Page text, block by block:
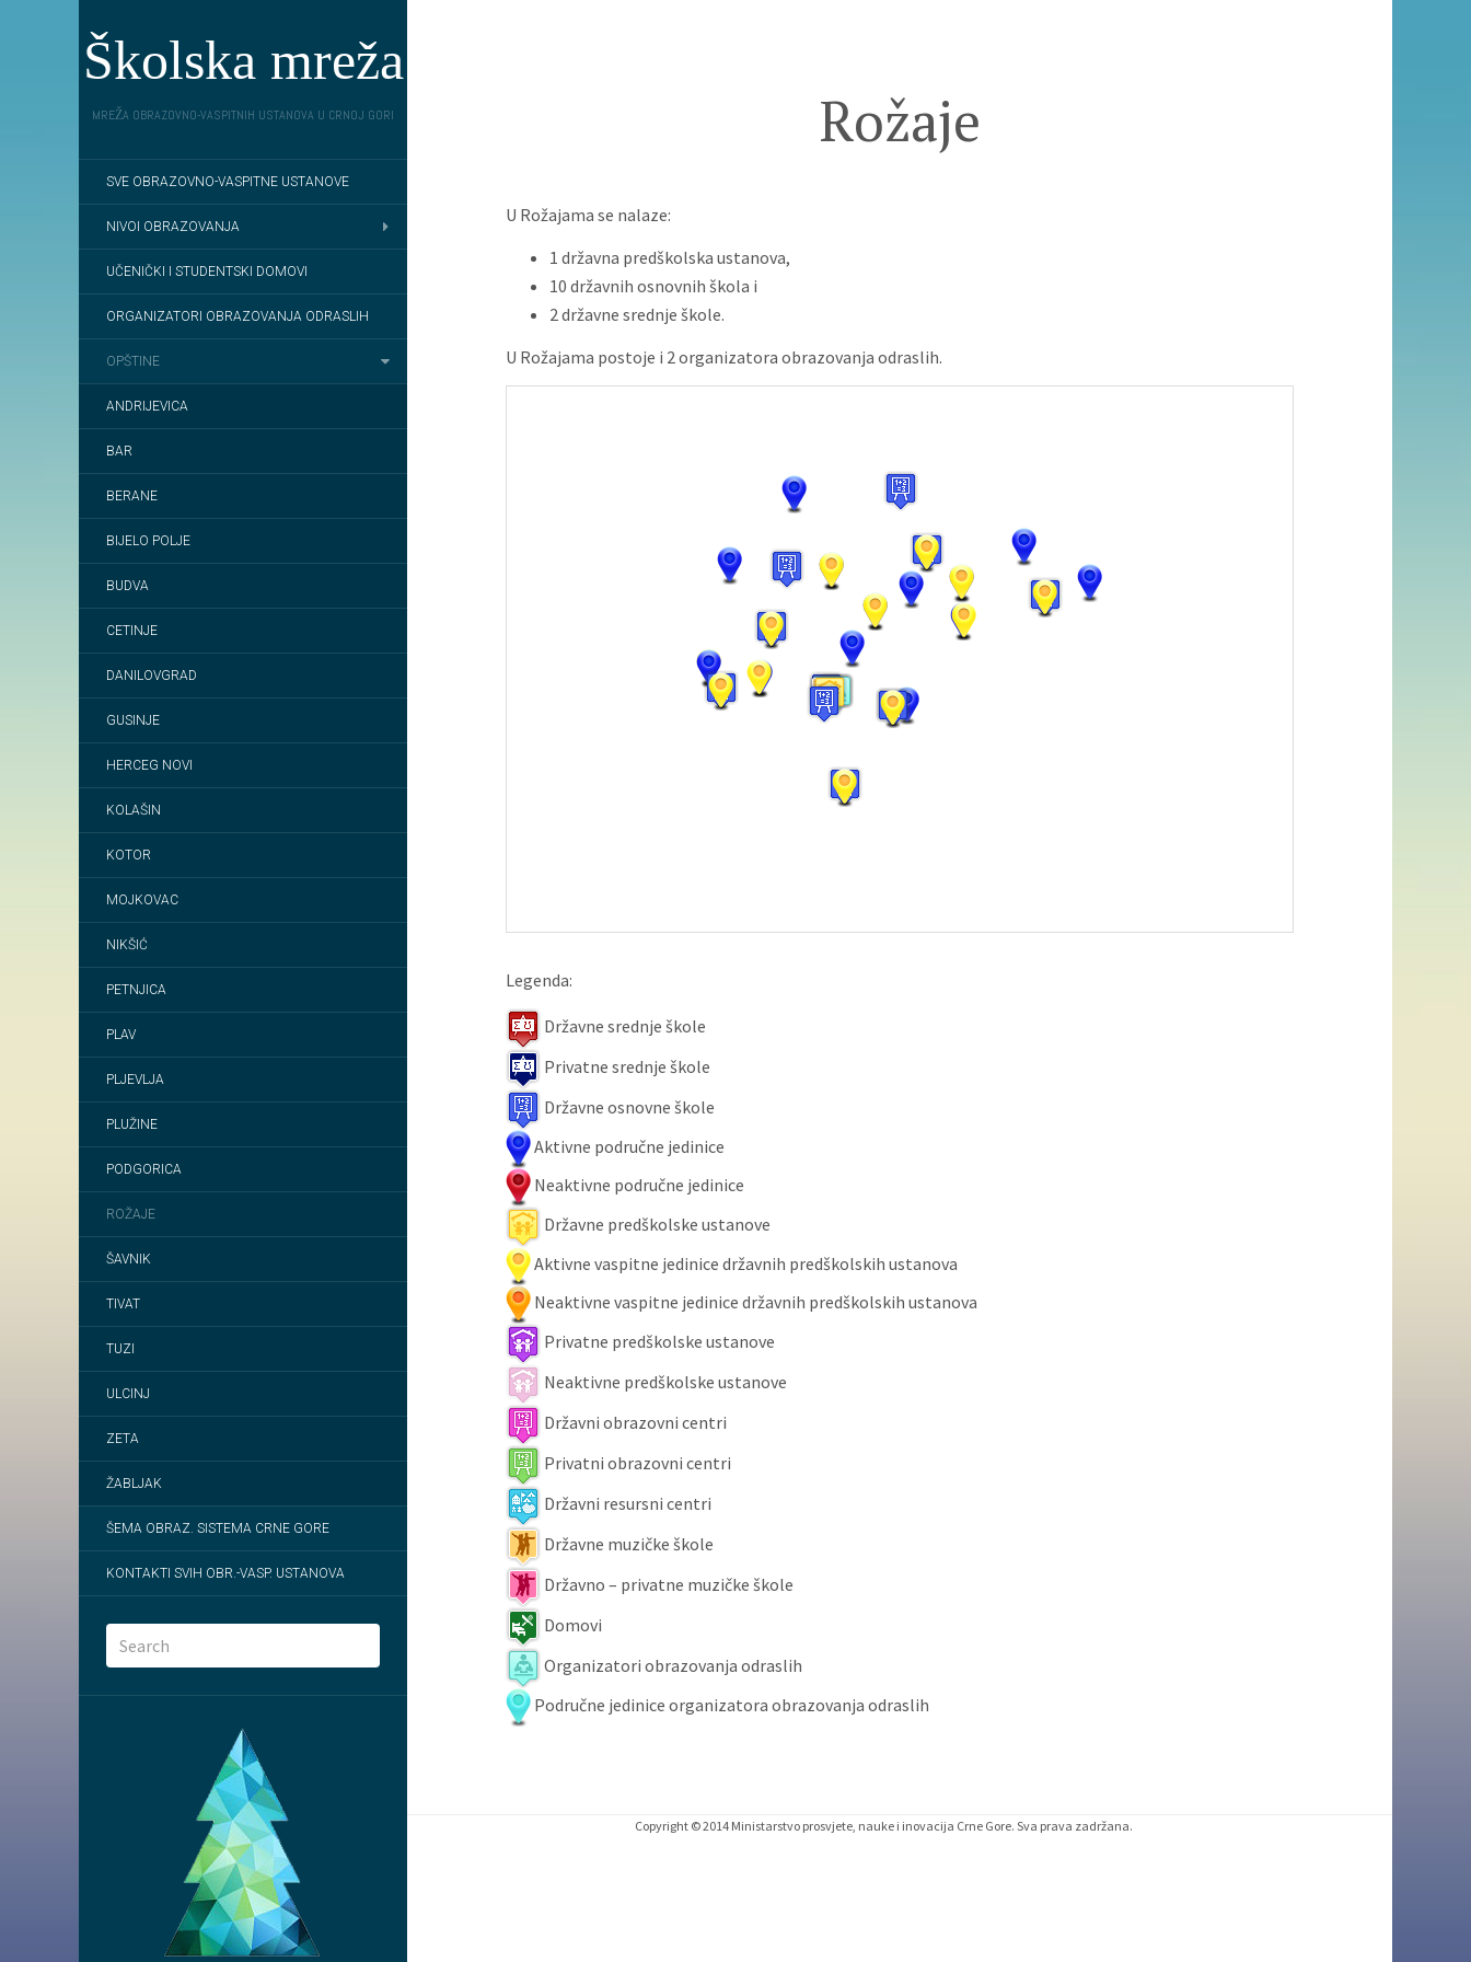
Školska mreža
MREŽA OBRAZOVNO-VASPITNIH USTANOVA U CRNOJ GORI
SVE OBRAZOVNO-VASPITNE USTANOVE
NIVOI OBRAZOVANJA
UČENIČKI I STUDENTSKI DOMOVI
ORGANIZATORI OBRAZOVANJA ODRASLIH
OPŠTINE
ANDRIJEVICA
BAR
BERANE
BIJELO POLJE
BUDVA
CETINJE
DANILOVGRAD
GUSINJE
HERCEG NOVI
KOLAŠIN
KOTOR
MOJKOVAC
NIKŠIĆ
PETNJICA
PLAV
PLJEVLJA
PLUŽINE
PODGORICA
ROŽAJE
ŠAVNIK
TIVAT
TUZI
ULCINJ
ZETA
ŽABLJAK
ŠEMA OBRAZ. SISTEMA CRNE GORE
KONTAKTI SVIH OBR.-VASP. USTANOVA
Rožaje
U Rožajama se nalaze:
1 državna predškolska ustanova,
10 državnih osnovnih škola i
2 državne srednje škole.
U Rožajama postoje i 2 organizatora obrazovanja odraslih.
Legenda:
Državne srednje škole
Privatne srednje škole
Državne osnovne škole
Aktivne područne jedinice
Neaktivne područne jedinice
Državne predškolske ustanove
Aktivne vaspitne jedinice državnih predškolskih ustanova
Neaktivne vaspitne jedinice državnih predškolskih ustanova
Privatne predškolske ustanove
Neaktivne predškolske ustanove
Državni obrazovni centri
Privatni obrazovni centri
Državni resursni centri
Državne muzičke škole
Državno – privatne muzičke škole
Domovi
Organizatori obrazovanja odraslih
Područne jedinice organizatora obrazovanja odraslih
Copyright © 2014 Ministarstvo prosvjete, nauke i inovacija Crne Gore. Sva prava zadržana.